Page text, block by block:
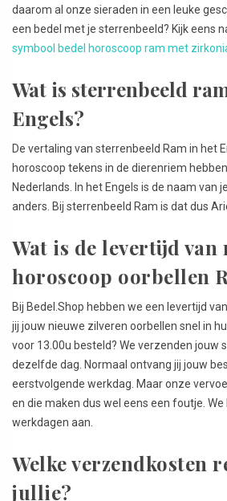
daarom al onze sieraden in een leuke
een bedel met je sterrenbeeld? Kijk eens
symbool bedel horoscoop ram met
Wat is sterrenbeeld
Engels?
De vertaling van sterrenbeeld Ram in het
horoscoop tekens in de dierenriem
Nederlands. In het Engels is de naam van
anders. Bij sterrenbeeld Ram is dat dus
Wat is de levertijd van
horoscoop oorbellen
Bij Bedel.Shop hebben we een levertijd
jij jouw nieuwe zilveren oorbellen snel in
voor 13.00u besteld? We verzenden jouw
dezelfde dag. Normaal ontvang jij jouw
eerstvolgende werkdag. Maar onze
en die maken dus wel eens een foutje. We
werkdagen aan.
Welke verzendkosten
jullie?